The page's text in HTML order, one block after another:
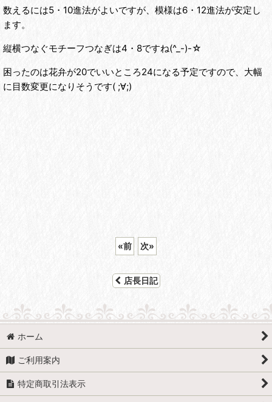
数えるには5・10進法がよいですが、模様は6・12進法が安定し
ます。
縦横つなぐモチーフつなぎは4・8ですね(^_-)-☆
困ったのは花弁が20でいいところ24になる予定ですので、大幅
に目数変更になりそうです( ;∀;)
«前 次»
店長日記
ホーム
ご利用案内
特定商取引法表示